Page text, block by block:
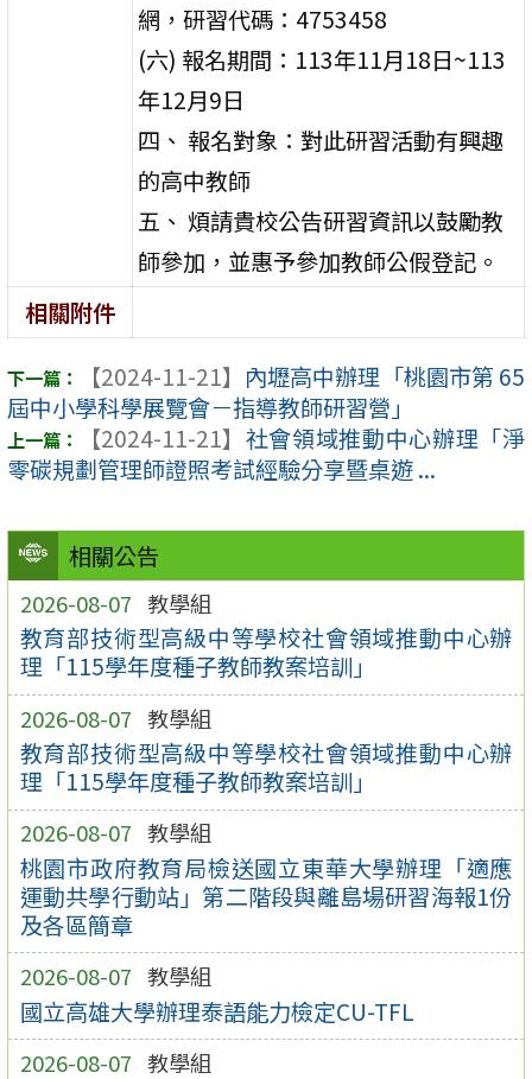
相關公告
2026-08-07 教學組
教育部技術型高級中等學校社會領域推動中心辦
理「115學年度種子教師教案培訓」
2026-08-07 教學組
教育部技術型高級中等學校社會領域推動中心辦
理「115學年度種子教師教案培訓」
2026-08-07 教學組
桃園市政府教育局檢送國立東華大學辦理「適應
運動共學行動站」第二階段與離島場研習海報1份
及各區簡章
2026-08-07 教學組
國立高雄大學辦理泰語能力檢定CU-TFL
2026-08-07 教學組
網，研習代碼：4753458
(六) 報名期間：113年11月18日~113
年12月9日
四、 報名對象：對此研習活動有興趣
的高中教師
五、 煩請貴校公告研習資訊以鼓勵教
師參加，並惠予參加教師公假登記。
相關附件
【2024-11-21】 內壢高中辦理「桃園市第 65
屆中小學科學展覽會－指導教師研習營」
【2024-11-21】 社會領域推動中心辦理「淨
零碳規劃管理師證照考試經驗分享暨桌遊 ...